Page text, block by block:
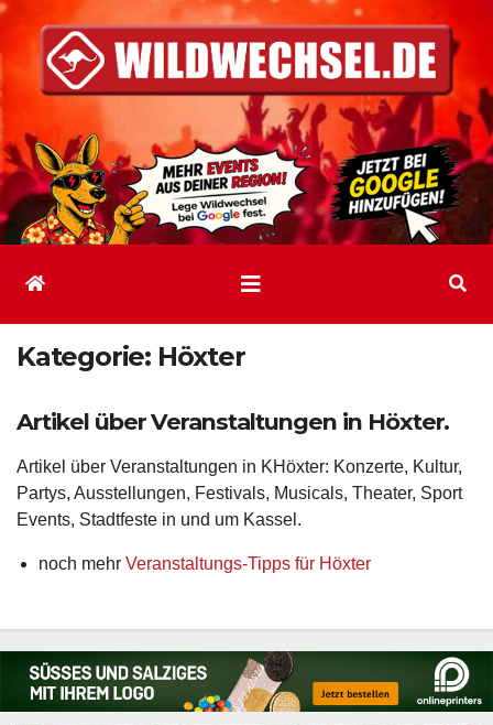
Inhalt
springen
Kategorie: Höxter
Artikel über Veranstaltungen in Höxter.
Artikel über Veranstaltungen in KHöxter: Konzerte, Kultur,
Partys, Ausstellungen, Festivals, Musicals, Theater, Sport
Events, Stadtfeste in und um Kassel.
noch mehr Veranstaltungs-Tipps für Höxter